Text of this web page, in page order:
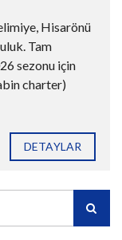
Hisarönü
Tam
sezonu için
charter)
DETAYLAR